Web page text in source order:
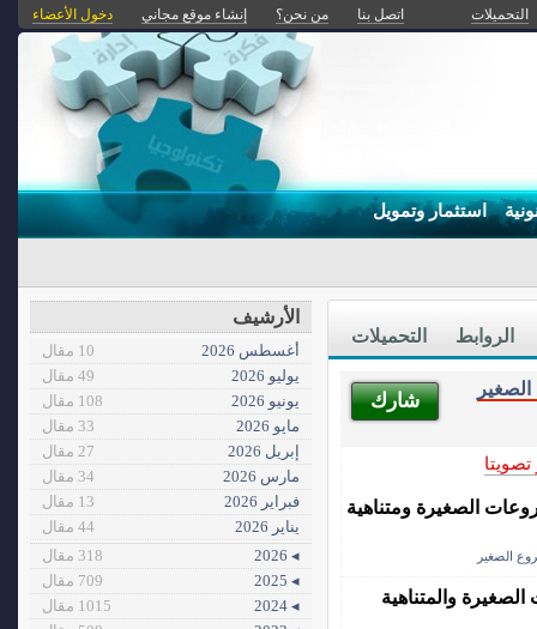
التحميلات اتصل بنا من نحن؟ إنشاء موقع مجاني دخول الأعضاء
استثمار وتمويل
التحميلات الروابط
شارك
تصويتا
الصغيرة ومتناهية
الصغير
والمتناهية
الأرشيف
أغسطس 2026
10 مقال
يوليو 2026
49 مقال
يونيو 2026
108 مقال
مايو 2026
33 مقال
إبريل 2026
27 مقال
مارس 2026
34 مقال
فبراير 2026
13 مقال
يناير 2026
44 مقال
◂ 2026
318 مقال
◂ 2025
709 مقال
◂ 2024
1015 مقال